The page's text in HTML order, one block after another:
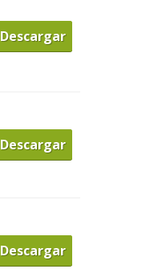
Descargar
Descargar
Descargar